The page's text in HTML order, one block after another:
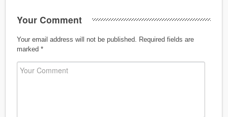
Your Comment
Your email address will not be published.
Required fields are
marked *